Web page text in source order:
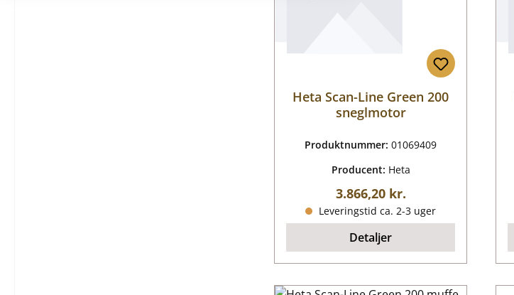
Heta Scan-Line Green 200
sneglmotor
Produktnummer:01069409
Producent: Heta
Almindelig pris:
3.866,20 kr.
Leveringstid ca. 2-3 uger
Detaljer